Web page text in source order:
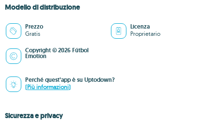
Modello di distribuzione
Prezzo
Gratis
Licenza
Proprietario
Copyright © 2026 Fútbol
Emotion
Perché quest’app è su Uptodown?
(Più informazioni)
Sicurezza e privacy